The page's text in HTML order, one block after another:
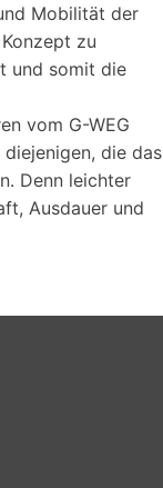
Mobilität der
zu
und somit die
vom G-WEG
die das
Denn leichter
Ausdauer und